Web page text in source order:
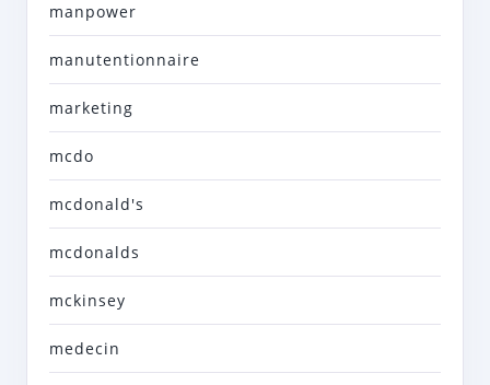
manpower
manutentionnaire
marketing
mcdo
mcdonald's
mcdonalds
mckinsey
medecin